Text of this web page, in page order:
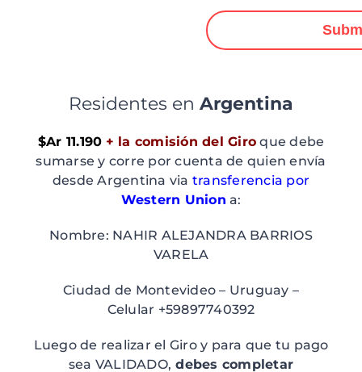
Residentes en Argentina
$Ar 11.190 + la comisión del Giro que debe
sumarse y corre por cuenta de quien envía
desde Argentina via transferencia por
Western Union a:
Nombre: NAHIR ALEJANDRA BARRIOS
VARELA
Ciudad de Montevideo – Uruguay –
Celular +59897740392
Luego de realizar el Giro y para que tu pago
sea VALIDADO, debes completar